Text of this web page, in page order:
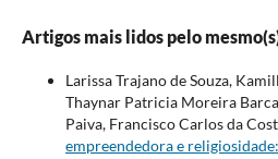
Artigos mais lidos pelo
Larissa Trajano de Souza,
Thaynar Patricia Moreira
Paiva, Francisco Carlos da
empreendedora e religiosidade: